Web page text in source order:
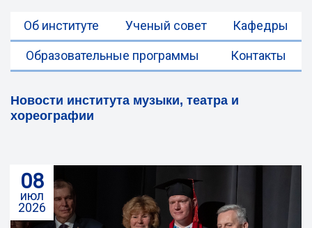
Об институте Ученый совет Кафедры
Образовательные программы Контакты
Новости института музыки, театра и
хореографии
08
июл
2026